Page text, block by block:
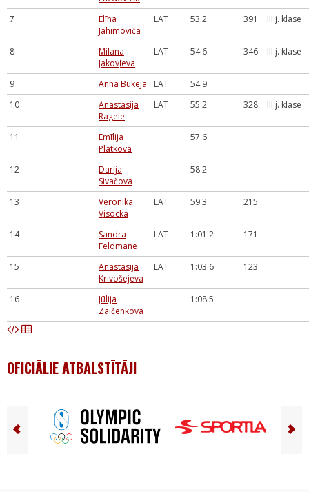
7
Elīna
Jahimoviča
LAT 53.2 391 III j. klase
8
Milana
Jakovļeva
LAT 54.6 346 III j. klase
9 Anna Bukeja LAT
54.9
10
Anastasija
Ragele
LAT 55.2 328 III j. klase
11
Emīlija
Platkova
57.6
12
Darija
Sivačova
58.2
13
Veronika
Visocka
LAT 59.3 215
14
Sandra
Feldmane
LAT 1:01.2 171
15
Anastasija
Krivošejeva
LAT 1:03.6 123
16
Jūlija
Zaičenkova
1:08.5
OFICIĀLIE ATBALSTĪTĀJI